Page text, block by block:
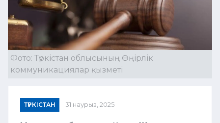
Фото: Түркістан облысының Өңірлік
коммуникациялар қызметі
ТҮРКІСТАН 31 наурыз, 2025